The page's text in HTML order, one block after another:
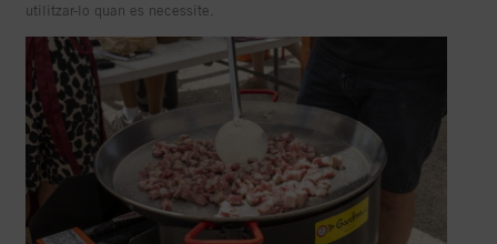
utilitzar-lo quan es necessite.